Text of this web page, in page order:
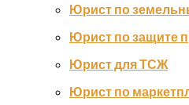
Юрист по
Юрист по защите
Юрист для ТСЖ
Юрист по